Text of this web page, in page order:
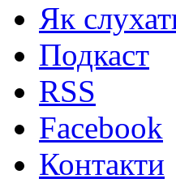
Як
Подкаст
RSS
Facebook
Контакти